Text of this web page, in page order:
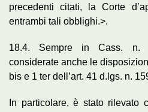
precedenti citati, la Corte
entrambi tali obblighi.>.
18.4. Sempre in Cass. n.
considerate anche le
bis e 1 ter dell’art. 41 d.lgs. n.
In particolare, è stato rilevato